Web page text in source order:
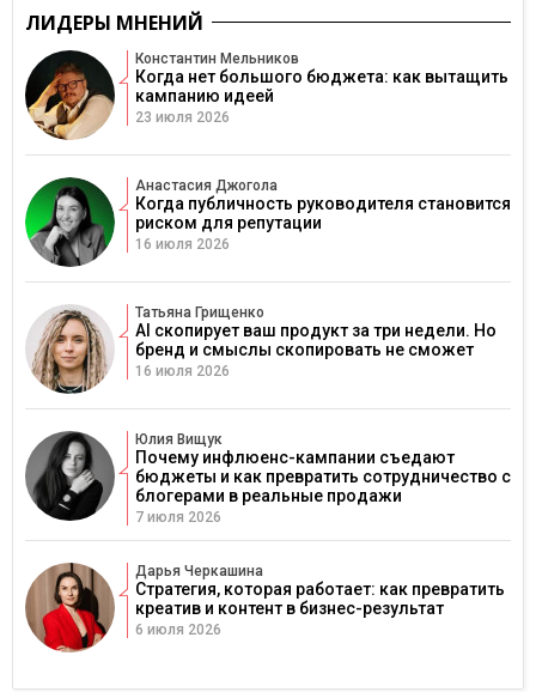
ЛИДЕРЫ МНЕНИЙ
Константин Мельников
Когда нет большого бюджета: как вытащить
кампанию идеей
23 июля 2026
Анастасия Джогола
Когда публичность руководителя становится
риском для репутации
16 июля 2026
Татьяна Грищенко
AI скопирует ваш продукт за три недели. Но
бренд и смыслы скопировать не сможет
16 июля 2026
Юлия Вищук
Почему инфлюенс-кампании съедают
бюджеты и как превратить сотрудничество с
блогерами в реальные продажи
7 июля 2026
Дарья Черкашина
Стратегия, которая работает: как превратить
креатив и контент в бизнес-результат
6 июля 2026